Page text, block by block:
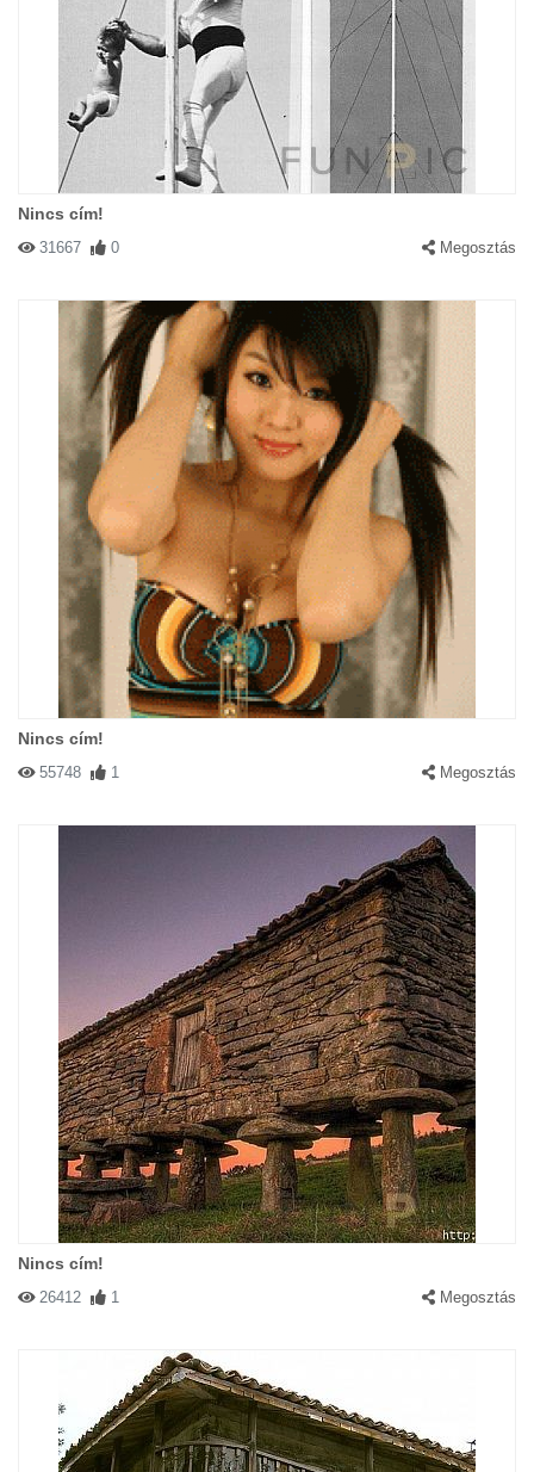
Nincs cím!
31667 0 Megosztás
Nincs cím!
55748 1 Megosztás
Nincs cím!
26412 1 Megosztás